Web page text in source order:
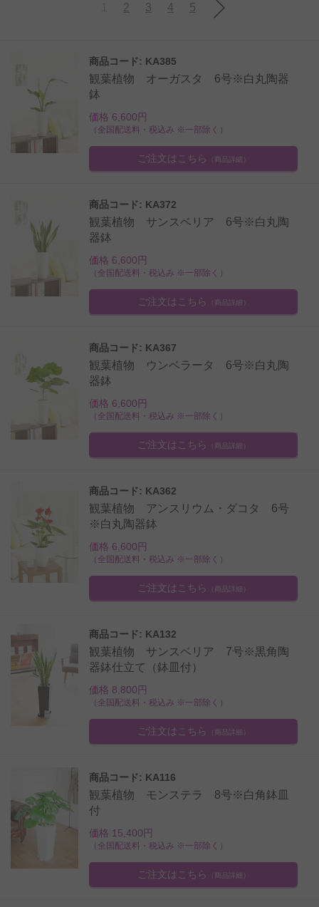
2 3 4 5
商品コード: KA385
観葉植物 オーガスタ 6号※白丸陶器
鉢
価格 6,600円
（全国配送料・税込み ※一部除く）
ご注文はこちら （商品詳細）
商品コード: KA372
観葉植物 サンスベリア 6号※白丸陶
器鉢
価格 6,600円
（全国配送料・税込み ※一部除く）
ご注文はこちら （商品詳細）
商品コード: KA367
観葉植物 ウンベラータ 6号※白丸陶
器鉢
価格 6,600円
（全国配送料・税込み ※一部除く）
ご注文はこちら （商品詳細）
商品コード: KA362
観葉植物 アンスリウム・ダコタ 6号
※白丸陶器鉢
価格 6,600円
（全国配送料・税込み ※一部除く）
ご注文はこちら （商品詳細）
商品コード: KA132
観葉植物 サンスベリア 7号※黒角陶
器鉢仕立て（鉢皿付）
価格 8,800円
（全国配送料・税込み ※一部除く）
ご注文はこちら （商品詳細）
商品コード: KA116
観葉植物 モンステラ 8号※白角鉢皿
付
価格 15,400円
（全国配送料・税込み ※一部除く）
ご注文はこちら （商品詳細）